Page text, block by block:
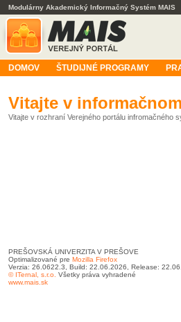
Modulárny Akademický Informačný Systém MAIS
DOMOV ŠTUDIJNÉ PROGRAMY
Vitajte v
Vitajte v rozhraní Verejného portálu infromačného
PREŠOVSKÁ UNIVERZITA V PREŠOVE
Optimalizované pre Mozilla Firefox
Verzia: 26.0622.3, Build: 22.06.2026, Release:
© ITernal, s.r.o. Všetky práva vyhradené
www.mais.sk